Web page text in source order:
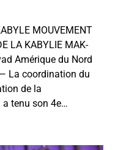
MOUVEMENT
LA KABYLIE MAK-
Amérique du Nord
La coordination du
de la
a tenu son 4e…